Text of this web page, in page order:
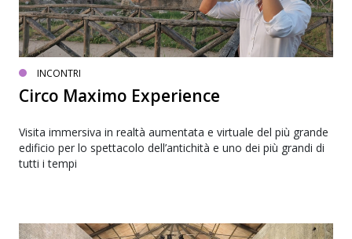
INCONTRI
Circo Maximo Experience
Visita immersiva in realtà aumentata e virtuale del più grande
edificio per lo spettacolo dell’antichità e uno dei più grandi di
tutti i tempi